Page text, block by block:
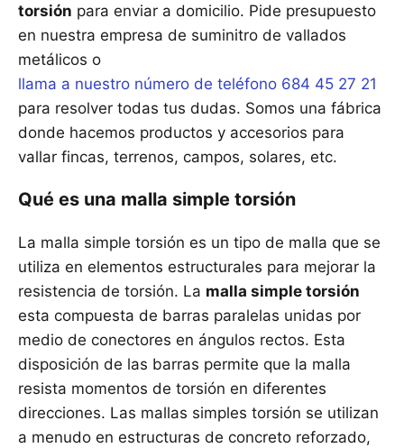
torsión para enviar a domicilio. Pide presupuesto
en nuestra empresa de suminitro de vallados
metálicos o
llama a nuestro número de teléfono 684 45 27 21
para resolver todas tus dudas. Somos una fábrica
donde hacemos productos y accesorios para
vallar fincas, terrenos, campos, solares, etc.
Qué es una malla simple torsión
La malla simple torsión es un tipo de malla que se
utiliza en elementos estructurales para mejorar la
resistencia de torsión. La malla simple torsión
esta compuesta de barras paralelas unidas por
medio de conectores en ángulos rectos. Esta
disposición de las barras permite que la malla
resista momentos de torsión en diferentes
direcciones. Las mallas simples torsión se utilizan
a menudo en estructuras de concreto reforzado,